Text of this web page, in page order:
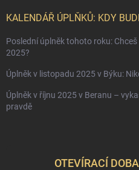
KALENDÁŘ ÚPLŇKŮ: KDY
Poslední úplněk tohoto roku:
2025?
Úplněk v listopadu 2025 v Býku:
Úplněk v říjnu 2025 v Beranu –
pravdě
OTEVÍRACÍ DOBA